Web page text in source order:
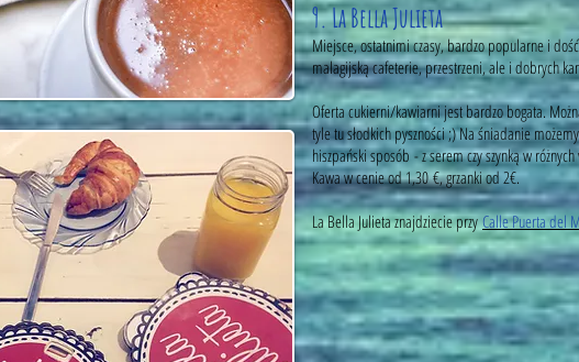
9. La Bella Julieta
Miejsce, ostatnimi czasy, bardzo popularne i
malagijską cafeterie, przestrzeni, ale i dobrych
Oferta cukierni/kawiarni jest bardzo bogata.
tyle tu słodkich pyszności ;) Na śniadanie
hiszpański sposób - z serem czy szynką w
Kawa w cenie od 1,30 €, grzanki od 2€.
La Bella Julieta znajdziecie przyCalle Puerta del